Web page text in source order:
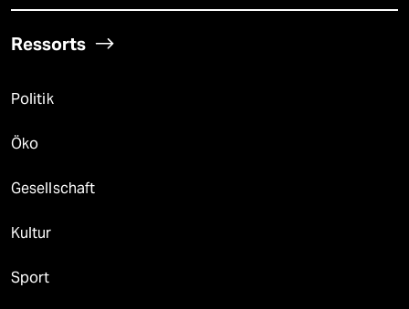
Ressorts
Politik
Öko
Gesellschaft
Kultur
Sport